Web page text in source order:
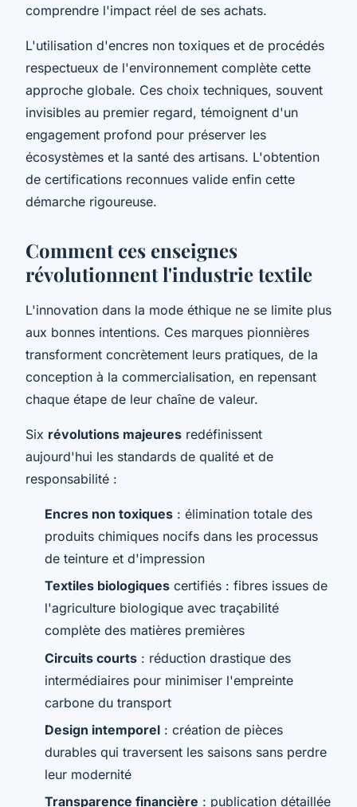
comprendre l'impact réel de ses achats.
L'utilisation d'encres non toxiques et de procédés
respectueux de l'environnement complète cette
approche globale. Ces choix techniques, souvent
invisibles au premier regard, témoignent d'un
engagement profond pour préserver les
écosystèmes et la santé des artisans. L'obtention
de certifications reconnues valide enfin cette
démarche rigoureuse.
Comment ces enseignes
révolutionnent l'industrie textile
L'innovation dans la mode éthique ne se limite plus
aux bonnes intentions. Ces marques pionnières
transforment concrètement leurs pratiques, de la
conception à la commercialisation, en repensant
chaque étape de leur chaîne de valeur.
Six révolutions majeures redéfinissent
aujourd'hui les standards de qualité et de
responsabilité :
Encres non toxiques : élimination totale des
produits chimiques nocifs dans les processus
de teinture et d'impression
Textiles biologiques certifiés : fibres issues de
l'agriculture biologique avec traçabilité
complète des matières premières
Circuits courts : réduction drastique des
intermédiaires pour minimiser l'empreinte
carbone du transport
Design intemporel : création de pièces
durables qui traversent les saisons sans perdre
leur modernité
Transparence financière : publication détaillée